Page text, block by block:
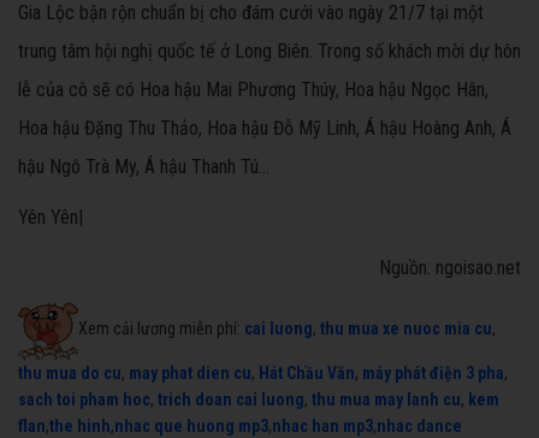
Gia Lộc bận rộn chuẩn bị cho đám cưới vào ngày 21/7 tại một
trung tâm hội nghị quốc tế ở Long Biên. Trong số khách mời dự hôn
lễ của cô sẽ có Hoa hậu Mai Phương Thúy, Hoa hậu Ngọc Hân,
Hoa hậu Đặng Thu Thảo, Hoa hậu Đỗ Mỹ Linh, Á hậu Hoàng Anh, Á
hậu Ngô Trà My, Á hậu Thanh Tú...
Yên Yên|
Nguồn: ngoisao.net
Xem cải lương miễn phí: cai luong, thu mua xe nuoc mia cu,
thu mua do cu, may phat dien cu, Hát Chầu Văn, máy phát điện 3 pha,
sach toi pham hoc, trich doan cai luong, thu mua may lanh cu, kem
flan,the hinh,nhac que huong mp3,nhac han mp3,nhac dance